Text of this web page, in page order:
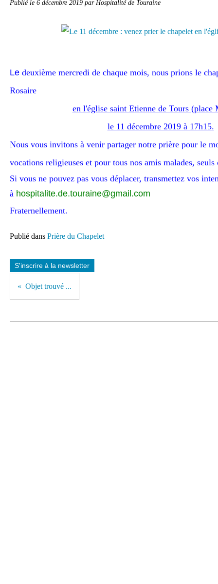
Publié le 6 décembre 2019 par Hospitalité de Touraine
Le deuxième mercredi de chaque mois, nous prions le
Rosaire
en l'église saint Etienne de Tours (place
le 11 décembre 2019 à 17h15.
Nous vous invitons à venir partager notre prière pour le
vocations religieuses et pour tous nos amis malades, seuls
Si vous ne pouvez pas vous déplacer, transmettez vos
à hospitalite.de.touraine@gmail.com
Fraternellement.
Publié dans Prière du Chapelet
S'inscrire à la newsletter
Objet trouvé ...